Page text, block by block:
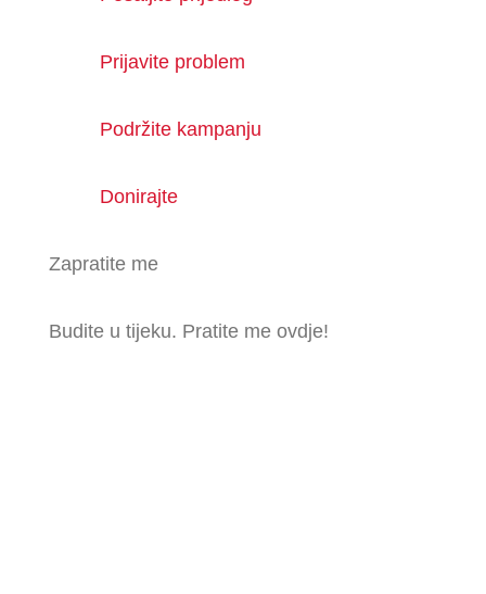
Prijavite problem
Podržite kampanju
Donirajte
Zapratite me
Budite u tijeku. Pratite me ovdje!